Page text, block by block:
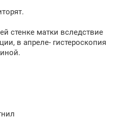
стенке матки вследствие
в апреле- гистероскопия